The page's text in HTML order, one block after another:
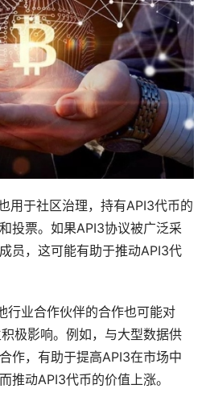
用于社区治理，持有API3代币的
投票。如果API3协议被广泛采
员，这可能有助于推动API3代
业合作伙伴的合作也可能对
极影响。例如，与大型数据供
作，有助于提高API3在市场中
推动API3代币的价值上涨。